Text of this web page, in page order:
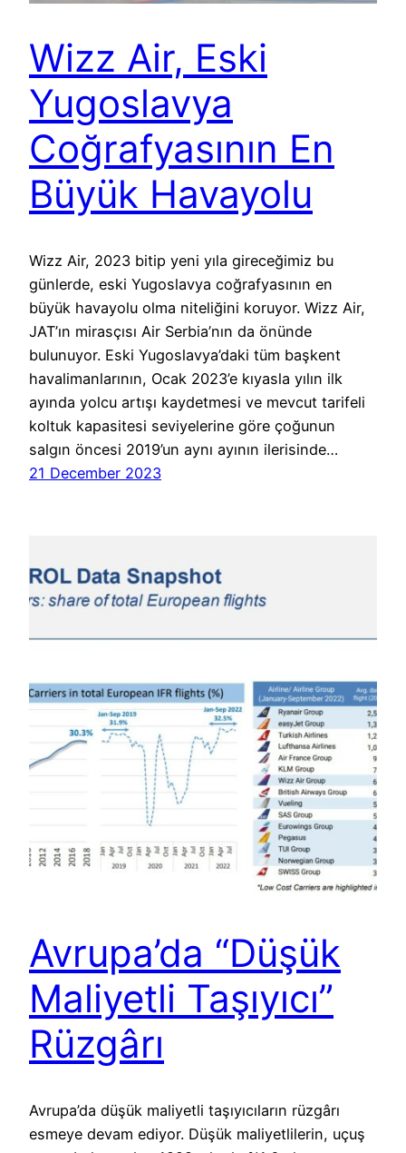
Wizz Air, Eski
Yugoslavya
Coğrafyasının En
Büyük Havayolu
Wizz Air, 2023 bitip yeni yıla gireceğimiz bu
günlerde, eski Yugoslavya coğrafyasının en
büyük havayolu olma niteliğini koruyor. Wizz Air,
JAT’ın mirasçısı Air Serbia’nın da önünde
bulunuyor. Eski Yugoslavya’daki tüm başkent
havalimanlarının, Ocak 2023’e kıyasla yılın ilk
ayında yolcu artışı kaydetmesi ve mevcut tarifeli
koltuk kapasitesi seviyelerine göre çoğunun
salgın öncesi 2019’un aynı ayının ilerisinde…
21 December 2023
Avrupa’da “Düşük
Maliyetli Taşıyıcı”
Rüzgârı
Avrupa’da düşük maliyetli taşıyıcıların rüzgârı
esmeye devam ediyor. Düşük maliyetlilerin, uçuş